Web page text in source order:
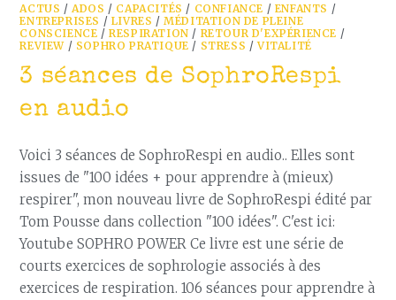
ACTUS / ADOS / CAPACITÉS / CONFIANCE / ENFANTS /
ENTREPRISES / LIVRES /MÉDITATION DE PLEINE
CONSCIENCE /RESPIRATION / RETOUR D'EXPÉRIENCE /
REVIEW / SOPHRO PRATIQUE / STRESS /VITALITÉ
3 séances de SophroRespi
en audio
Voici 3 séances de SophroRespi en audio.. Elles sont
issues de "100 idées + pour apprendre à (mieux)
respirer", mon nouveau livre de SophroRespi édité par
Tom Pousse dans collection "100 idées". C'est ici:
Youtube SOPHRO POWER Ce livre est une série de
courts exercices de sophrologie associés à des
exercices de respiration. 106 séances pour apprendre à